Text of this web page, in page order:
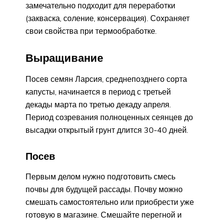
замечательно подходит для переработки
(закваска, соление, консервация). Сохраняет
свои свойства при термообработке.
Выращивание
Посев семян Ларсия, среднепозднего сорта
капусты, начинается в период с третьей
декады марта по третью декаду апреля.
Период созревания полноценных сеянцев до
высадки открытый грунт длится 30-40 дней.
Посев
Первым делом нужно подготовить смесь
почвы для будущей рассады. Почву можно
смешать самостоятельно или приобрести уже
готовую в магазине. Смешайте перегной и